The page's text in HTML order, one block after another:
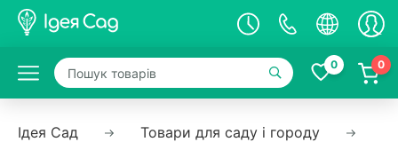
0 0
Ідея Сад Товари для саду і городу